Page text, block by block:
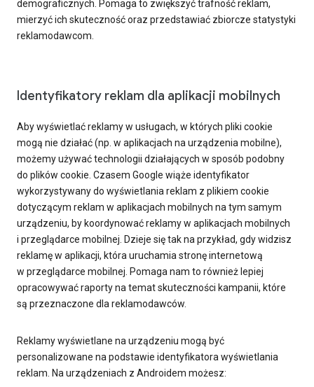
demograficznych. Pomaga to zwiększyć trafność reklam,
mierzyć ich skuteczność oraz przedstawiać zbiorcze statystyki
reklamodawcom.
Identyfikatory reklam dla aplikacji mobilnych
Aby wyświetlać reklamy w usługach, w których pliki cookie
mogą nie działać (np. w aplikacjach na urządzenia mobilne),
możemy używać technologii działających w sposób podobny
do plików cookie. Czasem Google wiąże identyfikator
wykorzystywany do wyświetlania reklam z plikiem cookie
dotyczącym reklam w aplikacjach mobilnych na tym samym
urządzeniu, by koordynować reklamy w aplikacjach mobilnych
i przeglądarce mobilnej. Dzieje się tak na przykład, gdy widzisz
reklamę w aplikacji, która uruchamia stronę internetową
w przeglądarce mobilnej. Pomaga nam to również lepiej
opracowywać raporty na temat skuteczności kampanii, które
są przeznaczone dla reklamodawców.
Reklamy wyświetlane na urządzeniu mogą być
personalizowane na podstawie identyfikatora wyświetlania
reklam. Na urządzeniach z Androidem możesz: